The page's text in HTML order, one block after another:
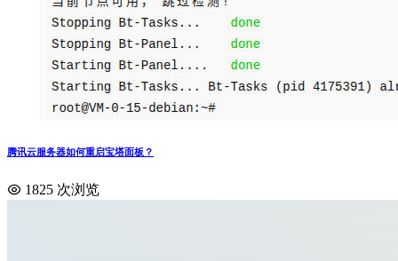
腾讯云服务器如何重启宝塔面板？
1825 次浏览